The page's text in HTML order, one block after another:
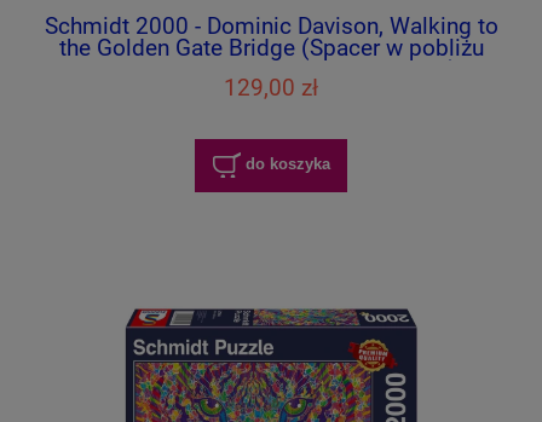
Schmidt 2000 - Dominic Davison, Walking to
the Golden Gate Bridge (Spacer w pobliżu
mostu Golden Gate / San Francisco)
129,00 zł
do koszyka